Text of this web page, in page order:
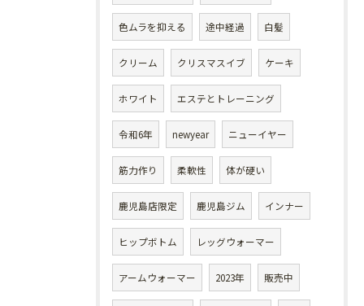
色ムラを抑える 途中経過 白髪
クリーム クリスマスイブ ケーキ
ホワイト エステとトレーニング
令和6年 newyear ニューイヤー
筋力作り 柔軟性 体が硬い
鹿児島店限定 鹿児島ジム インナー
ヒップボトム レッグウォーマー
アームウォーマー 2023年 販売中